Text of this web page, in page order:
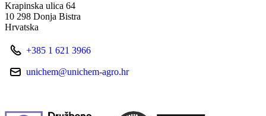
Krapinska ulica 64
10 298 Donja Bistra
Hrvatska
+385 1 621 3966
unichem@unichem-agro.hr